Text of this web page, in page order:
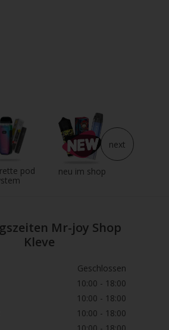
pod
neu im shop
next
Mr-joy Shop
Kleve
Geschlossen
10:00 - 18:00
10:00 - 18:00
10:00 - 18:00